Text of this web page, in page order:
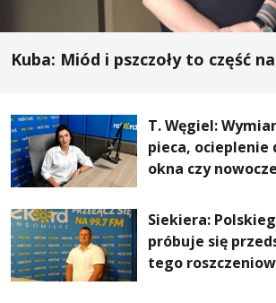
Kuba: Miód i pszczoły to część
T. Węgiel:
pieca, ocieplenie
okna czy
rachunki za
komfort życia i...
powietrze
Siekiera:
próbuje się
tego